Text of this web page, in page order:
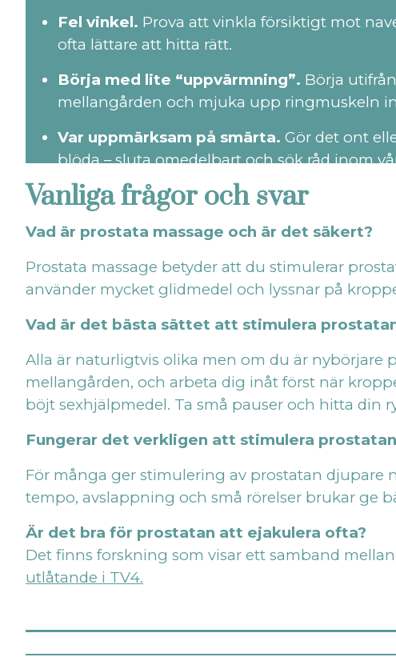
Fel vinkel. Prova att vinkla försiktigt mot
ofta lättare att hitta rätt.
Börja med lite “uppvärmning”. Börja
mellangården och mjuka upp ringmuskeln
Var uppmärksam på smärta. Gör det ont
blöda – sluta omedelbart och sök råd inom
Vanliga frågor och svar
Vad är prostata massage och är det säkert?
Prostata massage betyder att du stimulerar
använder mycket glidmedel och lyssnar på
Vad är det bästa sättet att stimulera
Alla är naturligtvis olika men om du är
mellangården, och arbeta dig inåt först när
böjt sexhjälpmedel. Ta små pauser och hitta din
Fungerar det verkligen att stimulera
För många ger stimulering av prostatan djupare
tempo, avslappning och små rörelser brukar ge
Är det bra för prostatan att ejakulera ofta?
Det finns forskning som visar ett samband
utlåtande i TV4.